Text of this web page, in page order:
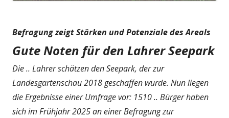
Befragung zeigt Stärken und Potenziale des Areals
Gute Noten für den Lahrer Seepark
Die .. Lahrer schätzen den Seepark, der zur
Landesgartenschau 2018 geschaffen wurde. Nun liegen
die Ergebnisse einer Umfrage vor: 1510 .. Bürger haben
sich im Frühjahr 2025 an einer Befragung zur